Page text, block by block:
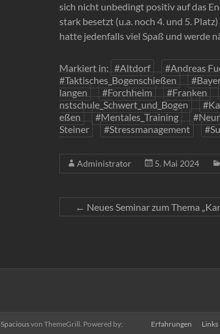
sich nicht unbedingt positiv auf das
stark besetzt (u.a. noch 4. und 5.
hatte jedenfalls viel Spaß und werde
Markiert in: #Altdorf #Andreas
#Taktisches_Bogenschießen
langen
#Forchheim #Franken
nstschule_Schwert_und_Bogen
eßen
#Mentales_Training
Steiner
#Stressmanagement
Administrator 5. Mai 2024
← Neues Seminar zum Thema
Spaciousvon ThemeGrill. Powered by:
Erfahrungen Links